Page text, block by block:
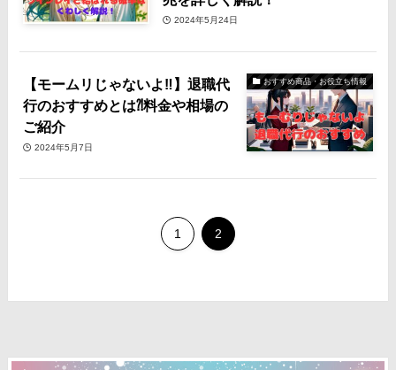
2024年5月24日
おすすめ商品・お役立ち情報
【モームリじゃないよ‼️】退職代
行のおすすめとは⁈料金や相場の
ご紹介
2024年5月7日
1 2